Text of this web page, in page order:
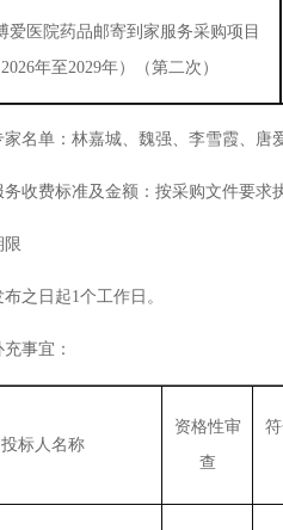
爱医院药品邮寄到家服务采购项目
2026年至2029年）（第二次）
名单： 林嘉城、 魏强、 李雪霞、 唐
收费标准及金额： 按采购文件要求
限
布之日起1个工作日。
充事宜 ：
投标人名称
资格性审
查